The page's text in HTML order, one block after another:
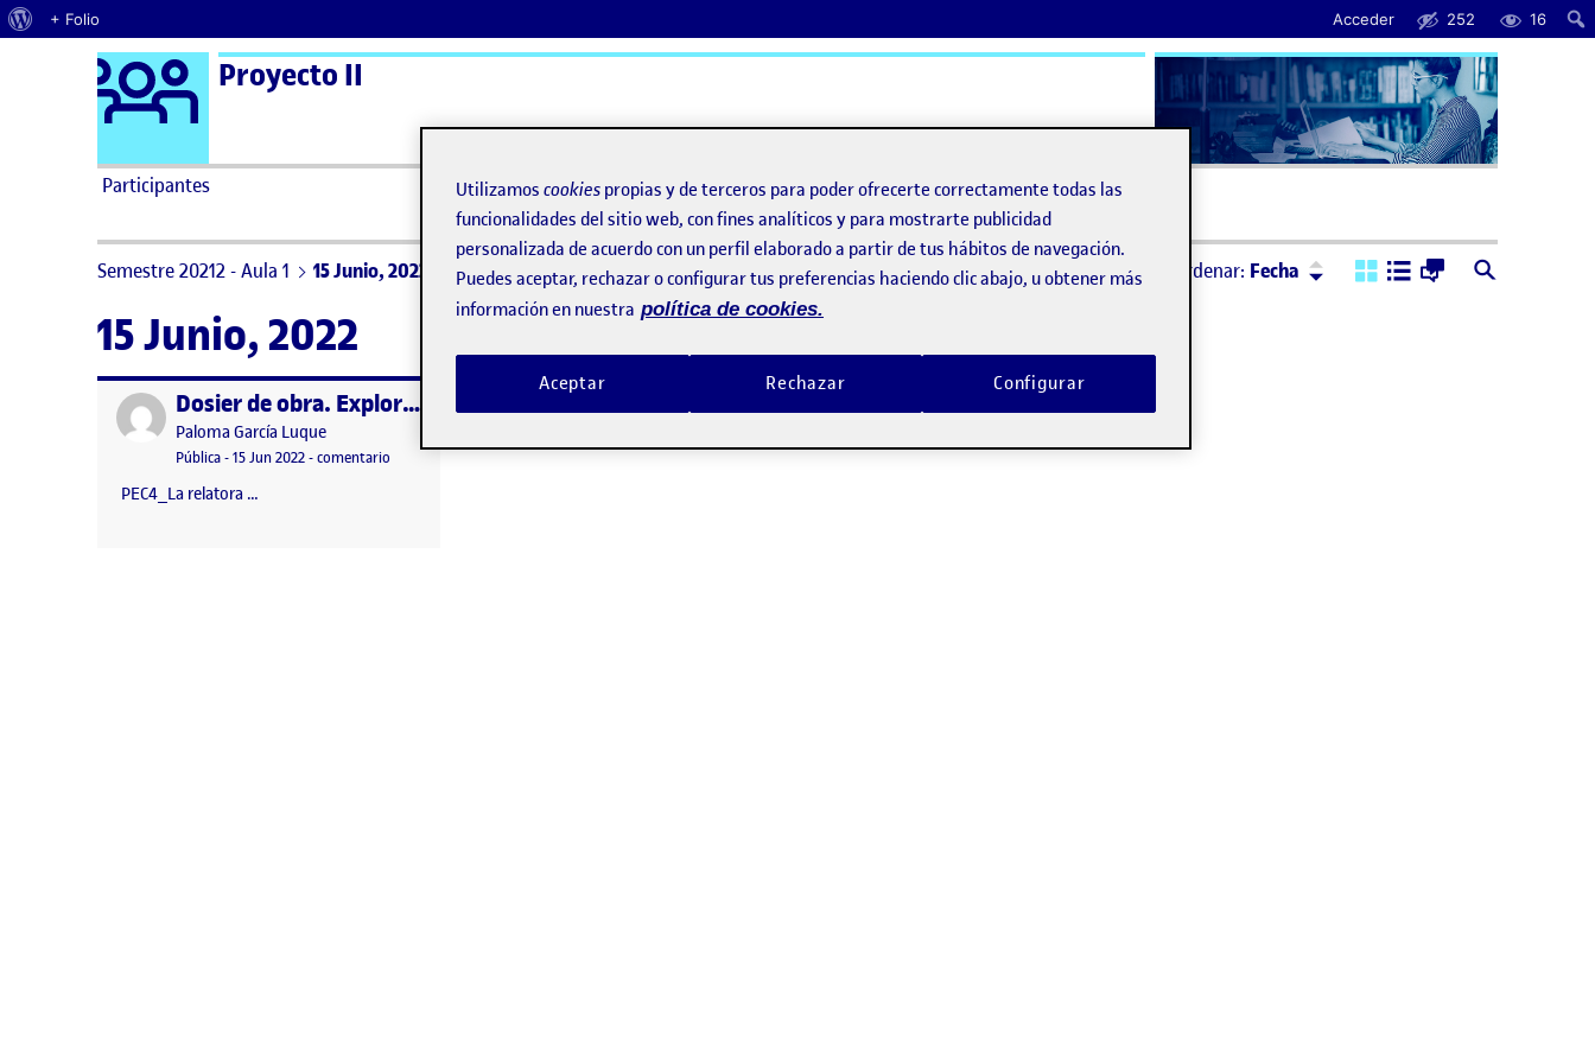
Acerca de WordPress
+ Folio Acceder 252 16
Saltar al contenido Logo Ágora
Proyecto II
Participantes ActiFolios Ayuda
Semestre 20212 - Aula 1 15 Junio, 2022 Ordenar: Fecha Ordenar:Descendente
15 Junio, 2022
Publicado por Dosier de obra. Explorar
Publicado por
Paloma García Luque
Visibilidad:
Pública-Fecha de publicación
15 Jun 20227 junio, 2023 7:16 pm
-comentario en Dosier de obra. Explorar
PEC4_La relatora …
Utilizamos cookies propias y de terceros para poder ofrecerte correctamente todas las
funcionalidades del sitio web, con fines analíticos y para mostrarte publicidad
personalizada de acuerdo con un perfil elaborado a partir de tus hábitos de navegación.
Puedes aceptar, rechazar o configurar tus preferencias haciendo clic abajo, u obtener más
información en nuestra política de cookies.
Rechazar
Aceptar Configurar